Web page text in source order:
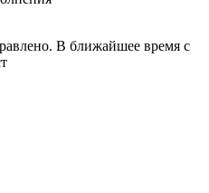
В ближайшее время с